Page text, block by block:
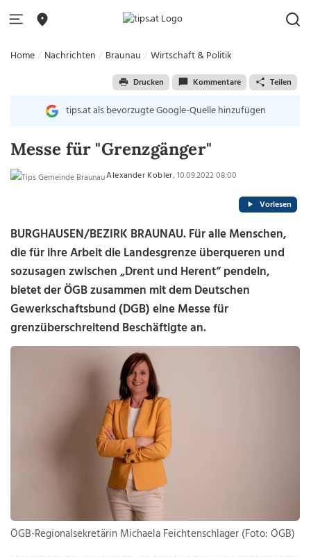
Home Nachrichten Braunau Wirtschaft & Politik
Drucken Kommentare Teilen
tips.at als bevorzugte Google-Quelle hinzufügen
Messe für "Grenzgänger"
Alexander Kobler, 10.09.2022 08:00
Vorlesen
BURGHAUSEN/BEZIRK BRAUNAU. Für alle Menschen,
die für ihre Arbeit die Landesgrenze überqueren und
sozusagen zwischen „Drent und Herent“ pendeln,
bietet der ÖGB zusammen mit dem Deutschen
Gewerkschaftsbund (DGB) eine Messe für
grenzüberschreitend Beschäftigte an.
ÖGB-Regionalsekretärin Michaela Feichtenschlager (Foto: ÖGB)